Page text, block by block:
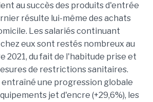
au succès des produits d'entrée
résulte lui-même des achats
Les salariés continuant
eux sont restés nombreux au
2021, du fait de l'habitude prise et
de restrictions sanitaires.
une progression globale
jet d'encre (+29,6%), les